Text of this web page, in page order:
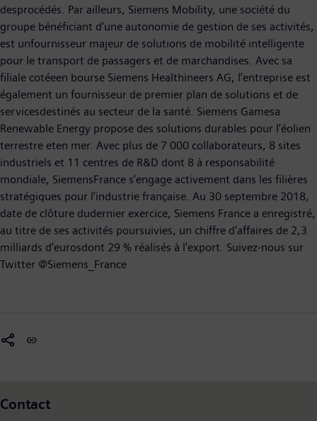
desprocédés. Par ailleurs, Siemens Mobility, une société du
groupe bénéficiant d’une autonomie de gestion de ses activités,
est unfournisseur majeur de solutions de mobilité intelligente
pour le transport de passagers et de marchandises. Avec sa
filiale cotéeen bourse Siemens Healthineers AG, l’entreprise est
également un fournisseur de premier plan de solutions et de
servicesdestinés au secteur de la santé. Siemens Gamesa
Renewable Energy propose des solutions durables pour l’éolien
terrestre eten mer. Avec plus de 7 000 collaborateurs, 8 sites
industriels et 11 centres de R&D dont 8 à responsabilité
mondiale, SiemensFrance s’engage activement dans les filières
stratégiques pour l’industrie française. Au 30 septembre 2018,
date de clôture dudernier exercice, Siemens France a enregistré,
au titre de ses activités poursuivies, un chiffre d’affaires de 2,3
milliards d’eurosdont 29 % réalisés à l'export. Suivez-nous sur
Twitter @Siemens_France
Contact